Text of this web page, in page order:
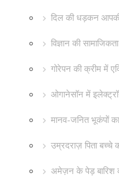
दिल की धड़कन
विज्ञान की सामाजिकता
गोरेपन की क्रीम में
ओगानेसॉन में
मानव-जनित भूकंपों
उम्रदराज़ पिता बच्चे
अमेज़न के पेड़ बारिश